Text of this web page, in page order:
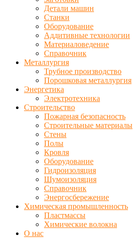
Детали машин
Станки
Оборудование
Аддитивные технологии
Материаловедение
Справочник
Металлургия
Трубное производство
Порошковая металлургия
Энергетика
Электротехника
Строительство
Пожарная безопасность
Строительные материалы
Стены
Полы
Кровля
Оборудование
Гидроизоляция
Шумоизоляция
Справочник
Энергосбережение
Химическая промышленность
Пластмассы
Химические волокна
О нас